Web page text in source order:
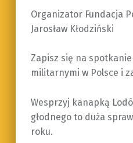
Organizator Fundacja
Jarosław Kłodziński
Zapisz się na
militarnymi w Polsce i
Wesprzyj kanapką
głodnego to duża
roku.